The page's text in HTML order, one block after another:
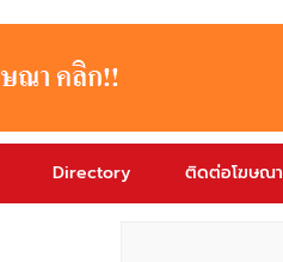
Directory ติดต่อโฆษณา